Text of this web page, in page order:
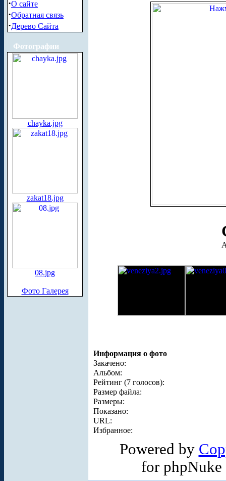
·О сайте
·Обратная связь
·Дерево Сайта
Фотографии
chayka.jpg
zakat18.jpg
08.jpg
Фото Галерея
Информация о фото
Закачено:
Альбом:
Рейтинг (7 голосов):
Размер файла:
Размеры:
Показано:
URL:
Избранное:
Powered by
for